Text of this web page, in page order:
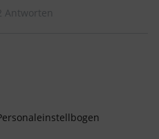
Antworten